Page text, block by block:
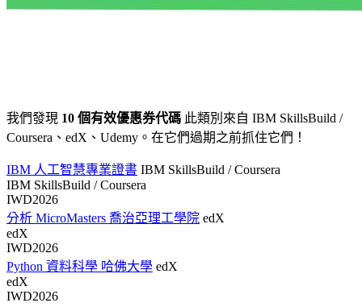
我們發現 10 個有效優惠券代碼 此類別來自 IBM SkillsBuild /
Coursera、edX、Udemy。在它們過期之前抓住它們！
IBM 人工智慧專業證書 IBM SkillsBuild / Coursera
IBM SkillsBuild / Coursera
IWD2026
分析 MicroMasters 喬治亞理工學院 edX
edX
IWD2026
Python 資料科學 哈佛大學 edX
edX
IWD2026